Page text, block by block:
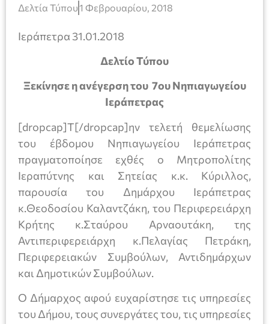
Δελτία Τύπου1 Φεβρουαρίου, 2018
Ιεράπετρα 31.01.2018
Δελτίο Τύπου
Ξεκίνησε η ανέγερση του 7ου Νηπιαγωγείου
Ιεράπετρας
[dropcap]Τ[/dropcap]ην τελετή θεμελίωσης
του έβδομου Νηπιαγωγείου Ιεράπετρας
πραγματοποίησε εχθές ο Μητροπολίτης
Ιεραπύτνης και Σητείας κ.κ. Κύριλλος,
παρουσία του Δημάρχου Ιεράπετρας
κ.Θεοδοσίου Καλαντζάκη, του Περιφερειάρχη
Κρήτης κ.Σταύρου Αρναουτάκη, της
Αντιπεριφερειάρχη κ.Πελαγίας Πετράκη,
Περιφερειακών Συμβούλων, Αντιδημάρχων
και Δημοτικών Συμβούλων.
Ο Δήμαρχος αφού ευχαρίστησε τις υπηρεσίες
του Δήμου, τους συνεργάτες του, τις υπηρεσίες